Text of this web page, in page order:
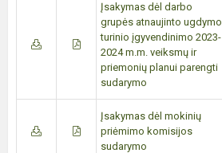
Įsakymas dėl darbo
grupės atnaujinto ugdymo
turinio įgyvendinimo 2023-
2024 m.m. veiksmų ir
priemonių planui parengti
sudarymo
Įsakymas dėl mokinių
priėmimo komisijos
sudarymo